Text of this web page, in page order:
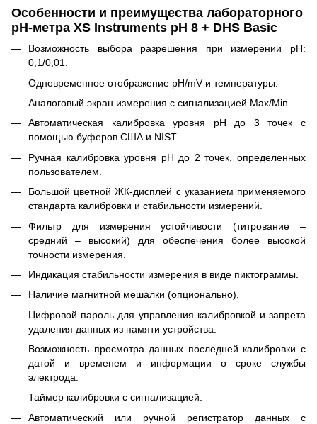
Особенности и преимущества лабораторного
pH-метра XS Instruments pH 8 + DHS Basic
Возможность выбора разрешения при измерении рН:
0,1/0,01.
Одновременное отображение pH/mV и температуры.
Аналоговый экран измерения с сигнализацией Max/Min.
Автоматическая калибровка уровня pH до 3 точек с
помощью буферов США и NIST.
Ручная калибровка уровня pH до 2 точек, определенных
пользователем.
Большой цветной ЖК-дисплей с указанием применяемого
стандарта калибровки и стабильности измерений.
Фильтр для измерения устойчивости (титрование –
средний – высокий) для обеспечения более высокой
точности измерения.
Индикация стабильности измерения в виде пиктограммы.
Наличие магнитной мешалки (опционально).
Цифровой пароль для управления калибровкой и запрета
удаления данных из памяти устройства.
Возможность просмотра данных последней калибровки с
датой и временем и информации о сроке службы
электрода.
Таймер калибровки с сигнализацией.
Автоматический или ручной регистратор данных с